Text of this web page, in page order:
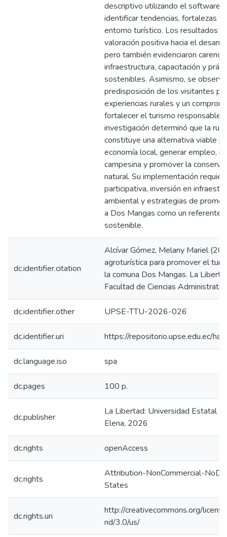
descriptivo utilizando el software
identificar tendencias, fortalezas y
entorno turístico. Los resultados
valoración positiva hacia el
pero también evidenciaron
infraestructura, capacitación y
sostenibles. Asimismo, se
predisposición de los visitantes
experiencias rurales y un
fortalecer el turismo responsable.
investigación determinó que la
constituye una alternativa viable
economía local, generar empleo,
campesina y promover la
natural. Su implementación
participativa, inversión en
ambiental y estrategias de
a Dos Mangas como un referente
sostenible.
dc.identifier.citation
Alcívar Gómez, Melany Mariel
agroturística para promover el
la comuna Dos Mangas. La
Facultad de Ciencias
dc.identifier.other UPSE-TTU-2026-026
dc.identifier.uri https://repositorio.upse.edu.ec/
dc.language.iso spa
dc.pages 100 p.
dc.publisher
La Libertad: Universidad Estatal
Elena, 2026
dc.rights openAccess
dc.rights
Attribution-NonCommercial-
States
dc.rights.uri
http://creativecommons.org/
nd/3.0/us/